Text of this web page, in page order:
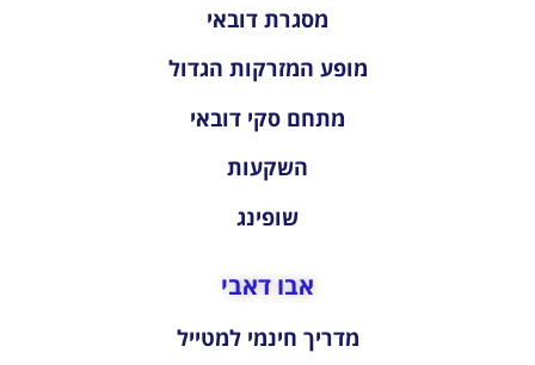
מסגרת דובאי
מופע המזרקות הגדול
מתחם סקי דובאי
השקעות
שופינג
אבו דאבי
מדריך חינמי למטייל